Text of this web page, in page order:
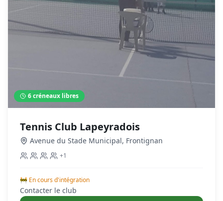
6créneaux libres
Tennis Club Lapeyradois
Avenue du Stade Municipal, Frontignan
+1
🚧 En cours d'intégration
Contacter le club